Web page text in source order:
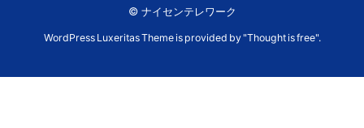
© ナイセンテレワーク
WordPress Luxeritas Theme is provided by "Thought is free".